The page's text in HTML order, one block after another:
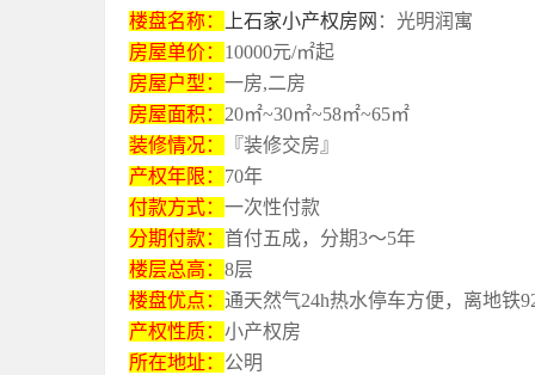
楼盘名称： 上石家小产权房网 ：光明润寓
房屋单价： 10000元/㎡起
房屋户型： 一房,二房
房屋面积： 20㎡~30㎡~58㎡~65㎡
装修情况：
『装修交房』
产权年限： 70年
付款方式： 一次性付款
分期付款： 首付五成，分期3～5年
楼层总高： 8层
楼盘优点： 通天然气24h热水停车方便，离地铁
产权性质： 小产权房
所在地址： 公明